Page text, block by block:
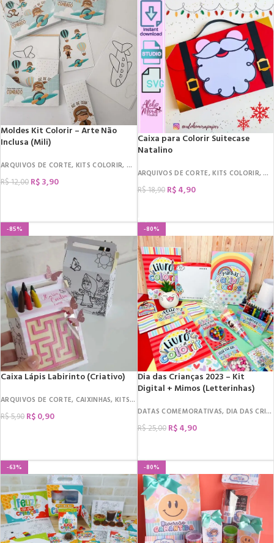
Moldes Kit Colorir – Arte Não
Inclusa (Mili)
ARQUIVOS DE CORTE, KITS COLORIR, MOLDES
R$12,00 R$3,90
Caixa para Colorir Suitecase
Natalino
ARQUIVOS DE CORTE,KITS COLORIR,
R$18,90 R$4,90
-85%
Caixa Lápis Labirinto (Criativo)
ARQUIVOS DE CORTE, CAIXINHAS, KITS COLORIR
R$5,90 R$0,90
-80%
Dia das Crianças 2023 – Kit
Digital + Mimos (Letterinhas)
DATAS COMEMORATIVAS, DIA DAS CRIANÇAS
R$25,00 R$4,90
-63% -80%